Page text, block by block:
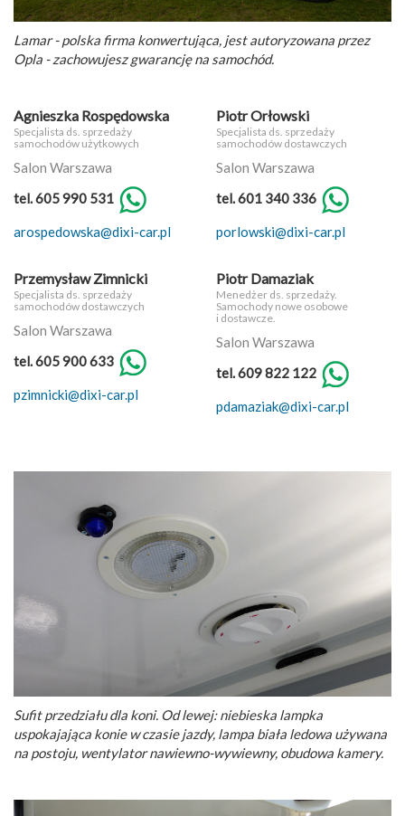
Lamar - polska firma konwertująca, jest autoryzowana przez
Opla - zachowujesz gwarancję na samochód.
Agnieszka Rospędowska
Specjalista ds. sprzedaży
samochodów użytkowych
Salon Warszawa
tel. 605 990 531
arospedowska@dixi-car.pl
Piotr Orłowski
Specjalista ds. sprzedaży
samochodów dostawczych
Salon Warszawa
tel. 601 340 336
porlowski@dixi-car.pl
Przemysław Zimnicki
Specjalista ds. sprzedaży
samochodów dostawczych
Salon Warszawa
tel. 605 900 633
pzimnicki@dixi-car.pl
Piotr Damaziak
Menedżer ds. sprzedaży.
Samochody nowe osobowe
i dostawcze.
Salon Warszawa
tel. 609 822 122
pdamaziak@dixi-car.pl
Sufit przedziału dla koni. Od lewej: niebieska lampka
uspokajająca konie w czasie jazdy, lampa biała ledowa używana
na postoju, wentylator nawiewno-wywiewny, obudowa kamery.